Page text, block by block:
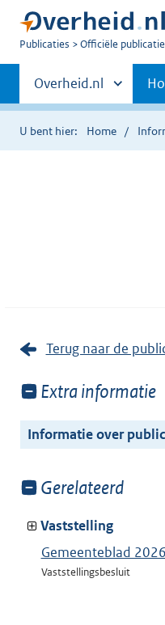
U
Publicaties Officiële
Primaire
navigatie
Andere
sites
binnen
Overheid.nl
U bent hier: Home
Terug naar de
Toon
van:
Extra informatie
Informatie over
Toon
van:
Gerelateerd
Vaststelling
Gemeenteblad
Vaststellingsbesluit